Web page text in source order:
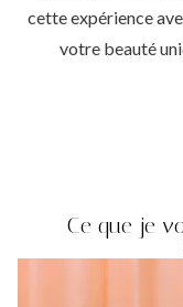
cette expérience
votre beauté
Ce que je